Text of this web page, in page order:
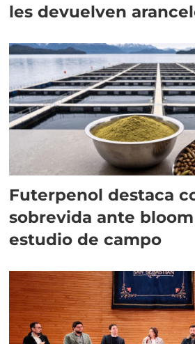
les devuelven
Futerpenol destaca
sobrevida ante
estudio de campo